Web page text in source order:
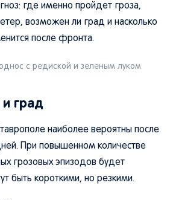
где именно пройдет гроза,
возможен ли град и насколько
после фронта.
с редиской и зеленым луком
град
наиболее вероятны после
При повышенном количестве
грозовых эпизодов будет
быть короткими, но резкими.